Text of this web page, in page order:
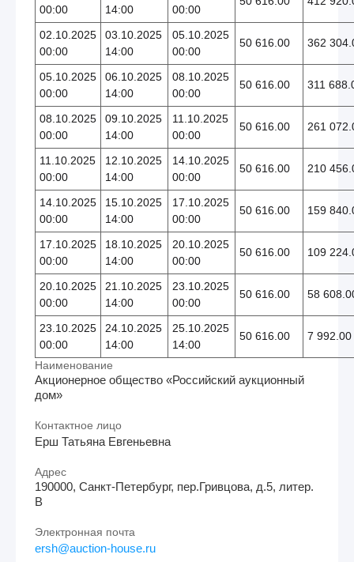
00:00
14:00
00:00
02.10.2025
00:00
03.10.2025
14:00
05.10.2025
00:00
50 616.00 362
05.10.2025
00:00
06.10.2025
14:00
08.10.2025
00:00
50 616.00 311
08.10.2025
00:00
09.10.2025
14:00
11.10.2025
00:00
50 616.00 261
11.10.2025
00:00
12.10.2025
14:00
14.10.2025
00:00
50 616.00 210
14.10.2025
00:00
15.10.2025
14:00
17.10.2025
00:00
50 616.00 159
17.10.2025
00:00
18.10.2025
14:00
20.10.2025
00:00
50 616.00 109
20.10.2025
00:00
21.10.2025
14:00
23.10.2025
00:00
50 616.00 58
23.10.2025
00:00
24.10.2025
14:00
25.10.2025
14:00
50 616.00 7 992.00
Наименование
Акционерное общество «Российский аукционный
дом»
Контактное лицо
Ерш Татьяна Евгеньевна
Адрес
190000, Санкт-Петербург, пер.Гривцова, д.5, литер.
В
Электронная почта
ersh@auction-house.ru